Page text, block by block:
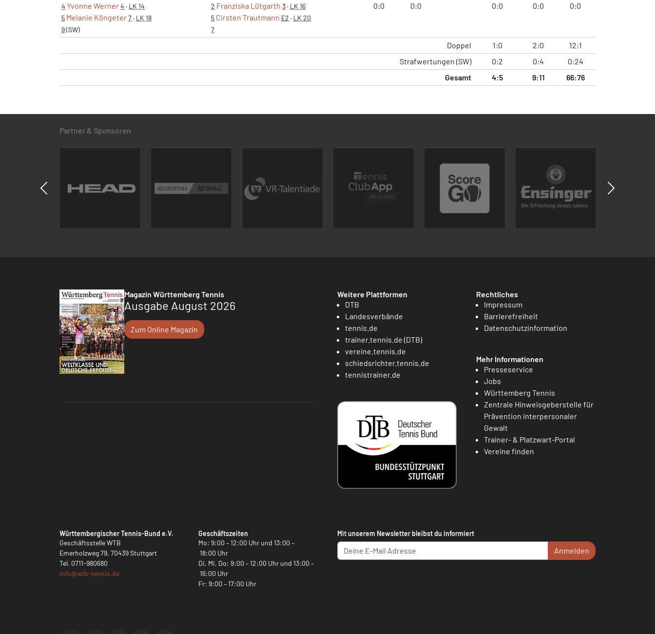
4 Yvonne Werner4 · LK 14
5 Melanie Köngeter7· LK 18
9(SW)
2 Franziska Lütgarth 3· LK 16
5 Cirsten Trautmann E2 · LK 20
7
0:0 0:0 0:0 0:0 0:0
Doppel 1:0 2:0
12:1
Strafwertungen (SW)
0:2 0:4
0:24
Gesamt
4:5 9:11 66:76
Partner & Sponsoren
Magazin Württemberg Tennis
Ausgabe August 2026
Zum Online Magazin
Weitere Plattformen
DTB
Landesverbände
tennis.de
trainer.tennis.de (DTB)
vereine.tennis.de
schiedsrichter.tennis.de
tennistrainer.de
Rechtliches
Impressum
Barrierefreiheit
Datenschutzinformation
Mehr Informationen
Presseservice
Jobs
Württemberg Tennis
Zentrale Hinweisgeberstelle für
Prävention interpersonaler
Gewalt
Trainer- & Platzwart-Portal
Vereine finden
Württembergischer Tennis-Bund e.V.
Geschäftsstelle WTB
Emerholzweg 79, 70439 Stuttgart
Tel. 0711-980680
info@wtb-tennis.de
Geschäftszeiten
Mo: 9:00 – 12:00 Uhr und 13:00 –
18:00 Uhr
Di, Mi, Do: 9:00 – 12:00 Uhr und 13:00 –
16:00 Uhr
Fr: 9:00 – 17:00 Uhr
Mit unserem Newsletter bleibst du informiert
Anmelden